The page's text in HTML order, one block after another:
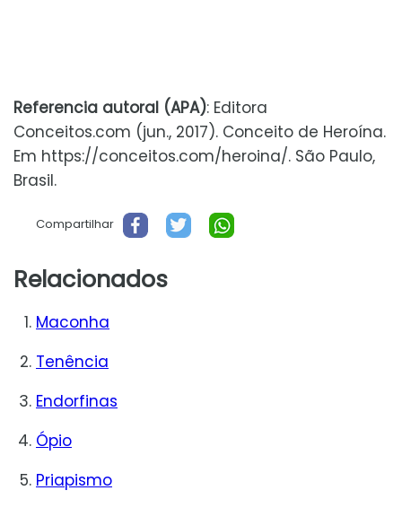
Referencia autoral (APA): Editora
Conceitos.com (jun., 2017). Conceito de Heroína.
Em https://conceitos.com/heroina/. São Paulo,
Brasil.
Compartilhar
Relacionados
Maconha
Tenência
Endorfinas
Ópio
Priapismo